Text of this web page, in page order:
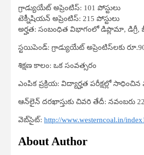
గ్రాడ్యుయేట్‌ అప్రెంటిస్‌: 101 పోస్టులు
టెక్నీషియన్‌ అప్రెంటిస్‌: 215 పోస్టులు
అర్హత: సంబంధిత విభాగంలో డిప్లొమా, డిగ్రీ,
స్టయిపెండ్‌: గ్రాడ్యుయేట్‌ అప్రెంటిస్‌లకు
శిక్షణ కాలం: ఒక సంవత్సరం
ఎంపిక ప్రక్రియ: విద్యార్హత పరీక్షల్లో
ఆన్‌లైన్‌ దరఖాస్తుకు చివరి తేదీ: నవంబరు 22
వెబ్‌సైట్‌: http://www.westerncoal.in/
About Author